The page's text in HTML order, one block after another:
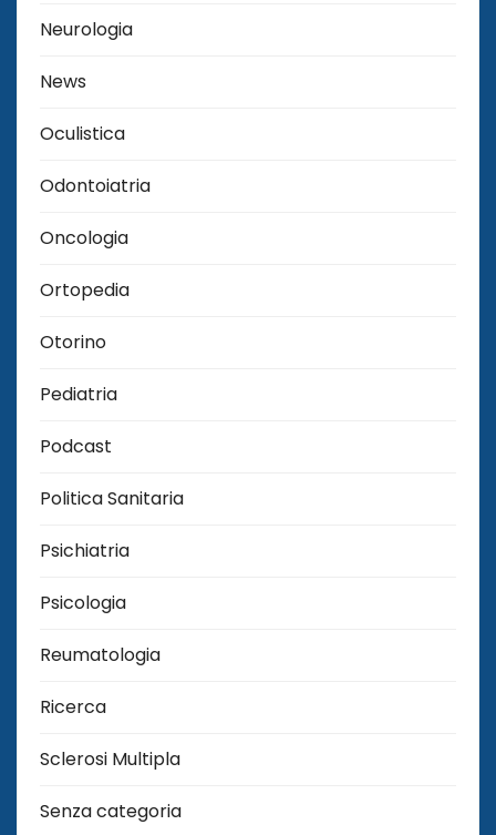
Neurologia
News
Oculistica
Odontoiatria
Oncologia
Ortopedia
Otorino
Pediatria
Podcast
Politica Sanitaria
Psichiatria
Psicologia
Reumatologia
Ricerca
Sclerosi Multipla
Senza categoria